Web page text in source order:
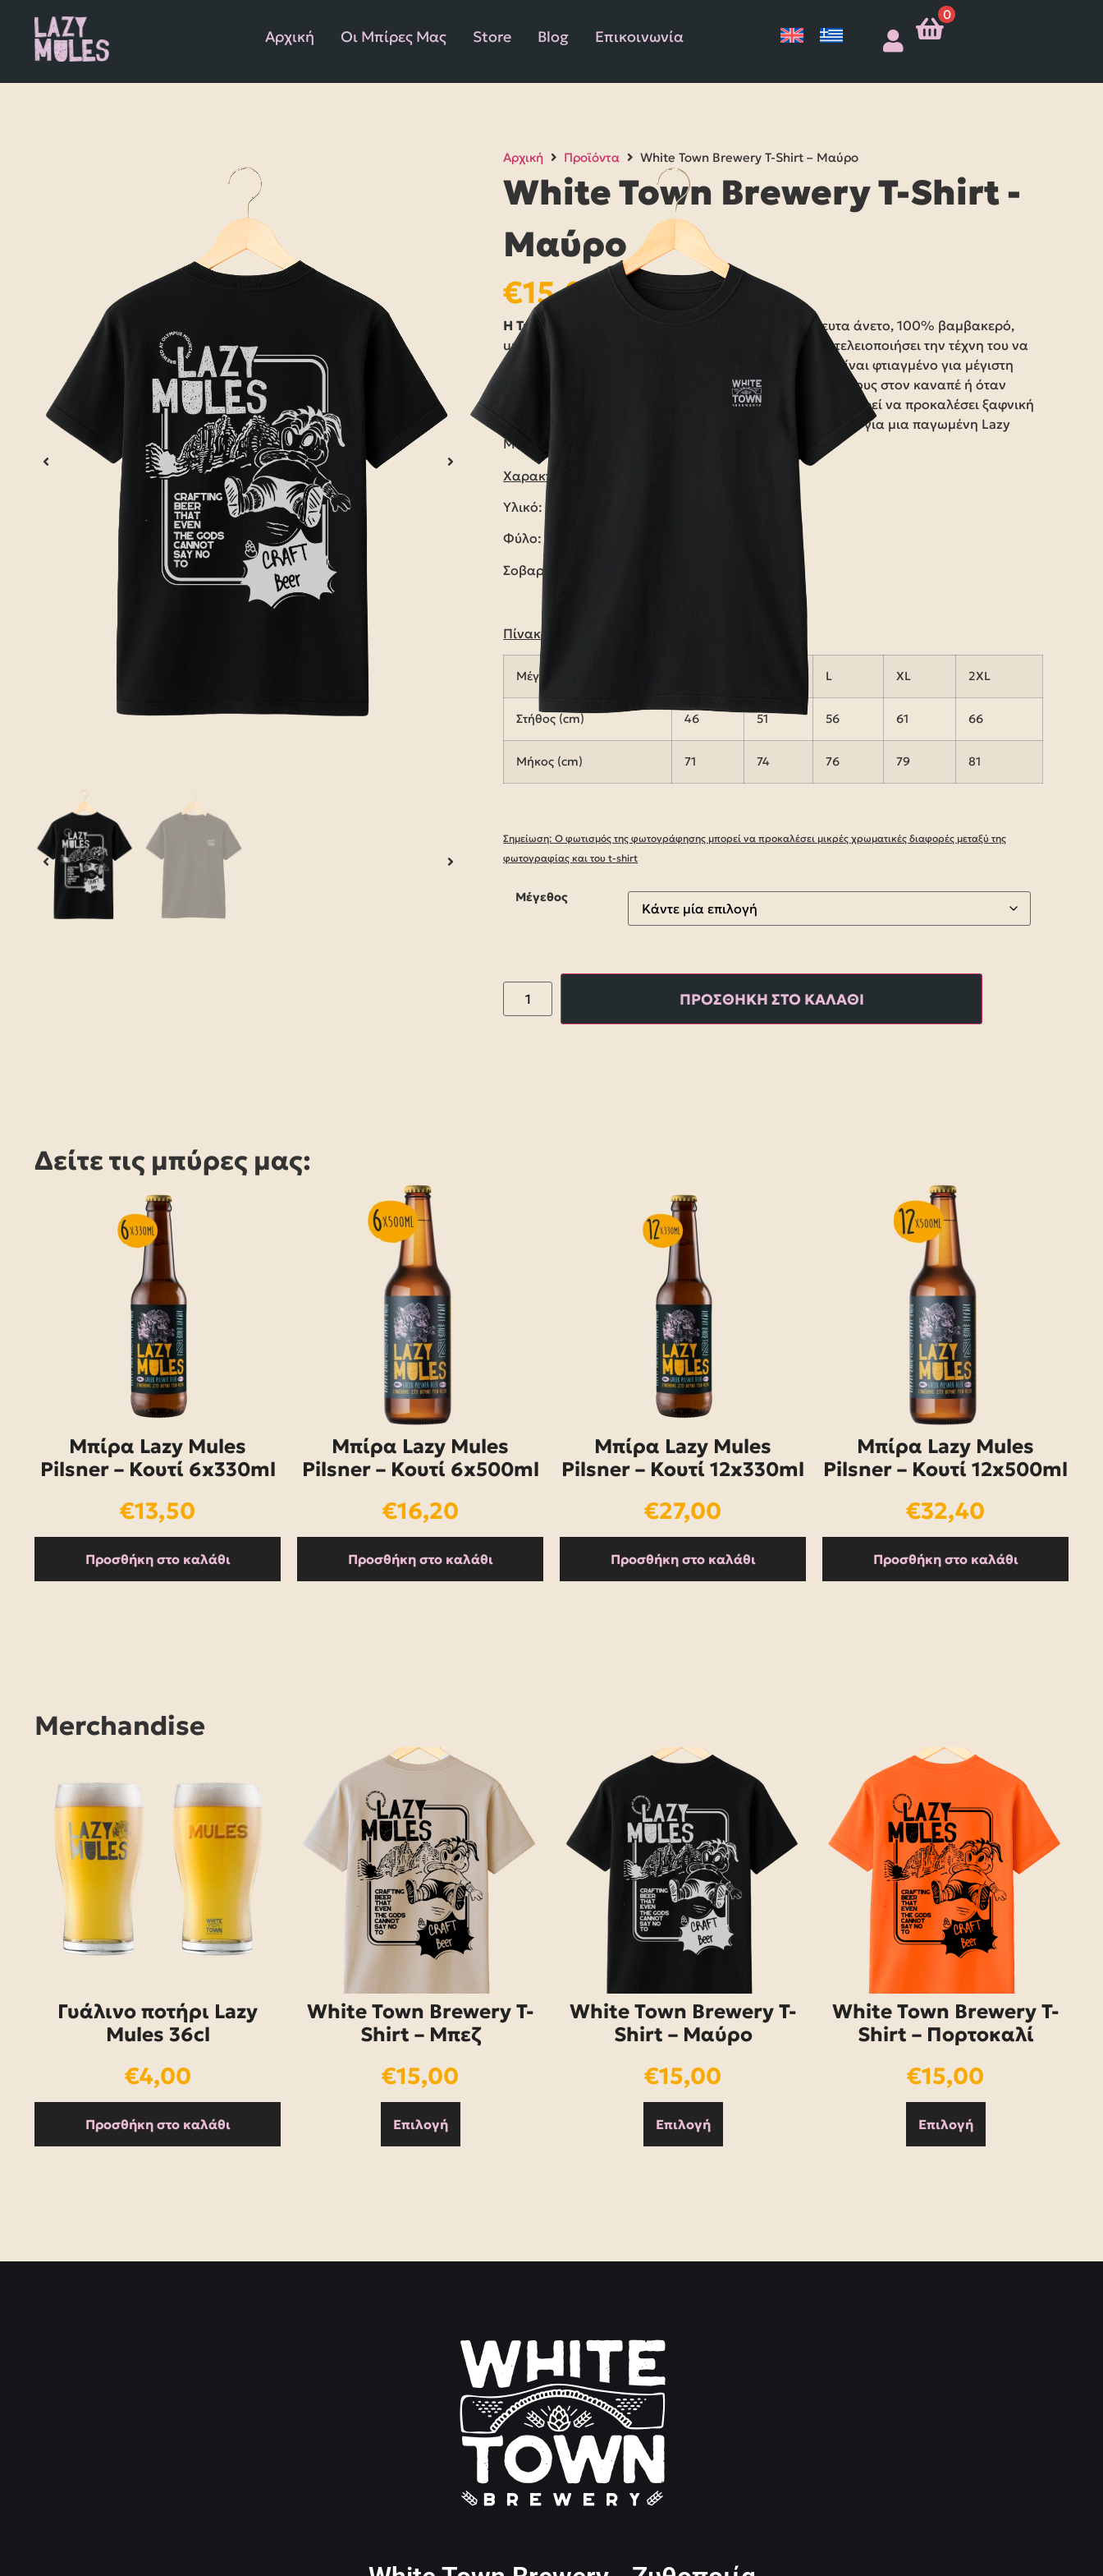
Αρχική Οι Μπίρες Μας Store Blog Επικοινωνία
0
Αρχική Προϊόντα White Town Brewery T-Shirt – Μαύρο
White Town Brewery T-Shirt -
Μαύρο
€15,00
Η Τεμπελιά in fashion
– Χαλάρωσε μέσα στο απίστευτα άνετο, 100% βαμβακερό,
unisex t-shirt μας, με το αραχτό μουλαράκι που έχει τελειοποιήσει την τέχνη του να
μην κάνεις απολύτως τίποτα. Όπως και η μπύρα μας, είναι φτιαγμένο για μέγιστη
χαλάρωση. Ιδανικό για μπυρίτσες στην αυλή, μαραθώνιους στον καναπέ ή όταν
προσποιείσαι ότι κάνεις κάτι παραγωγικό. Προσοχή: μπορεί να προκαλέσει ξαφνική
τεμπελιά, παντελή έλλειψη κινήτρου και έντονη επιθυμία για μια παγωμένη Lazy
Mules.
Χαρακτηριστικά
Υλικό: 100% Βαμβάκι
Φύλο: Unisex
Σοβαρότητα: Καμία
Πίνακας μεγεθών
Μέγεθος L XL 2XL
Στήθος (cm) 46 51 56 61 66
Μήκος (cm) 71 74 76 79 81
Σημείωση: Ο φωτισμός της φωτογράφησης μπορεί να προκαλέσει μικρές χρωματικές διαφορές μεταξύ της
φωτογραφίας και του t-shirt
Μέγεθος
ΠΡΟΣΘΗΚΗ ΣΤΟ ΚΑΛΑΘΙ
Δείτε τις μπύρες μας:
Μπίρα Lazy Mules
Pilsner – Κουτί 6x330ml
€13,50
Προσθήκη στο καλάθι
Μπίρα Lazy Mules
Pilsner – Κουτί 6x500ml
€16,20
Προσθήκη στο καλάθι
Μπίρα Lazy Mules
Pilsner – Κουτί 12x330ml
€27,00
Προσθήκη στο καλάθι
Μπίρα Lazy Mules
Pilsner – Κουτί 12x500ml
€32,40
Προσθήκη στο καλάθι
Merchandise
Γυάλινο ποτήρι Lazy
Mules 36cl
€4,00
Προσθήκη στο καλάθι
White Town Brewery T-
Shirt – Μπεζ
€15,00
Επιλογή
White Town Brewery T-
Shirt – Μαύρο
€15,00
Επιλογή
White Town Brewery T-
Shirt – Πορτοκαλί
€15,00
Επιλογή